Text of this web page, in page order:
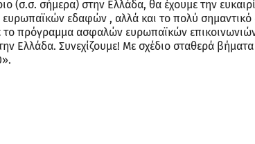
(σ.σ. σήμερα) στην Ελλάδα, θα έχουμε την
εδαφών , αλλά και το πολύ
το πρόγραμμα ασφαλών ευρωπαϊκών επικοινωνιών
Ελλάδα. Συνεχίζουμε! Mε σχέδιο σταθερά